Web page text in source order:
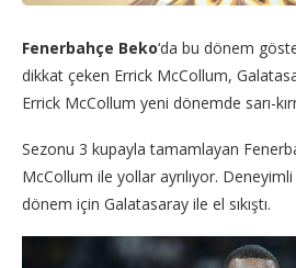
Fenerbahçe Beko‘da bu dönem
dikkat çeken Errick McCollum,
Errick McCollum yeni dönemde sarı-
Sezonu 3 kupayla tamamlayan
McCollum ile yollar ayrılıyor.
dönem için Galatasaray ile el sıkıştı.